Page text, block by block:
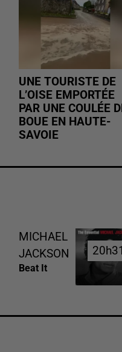
UNE TOURISTE DE
L’OISE EMPORTÉE
PAR UNE COULÉE
BOUE EN HAUTE-
SAVOIE
MICHAEL
JACKSON
Beat It
20h31
20h31